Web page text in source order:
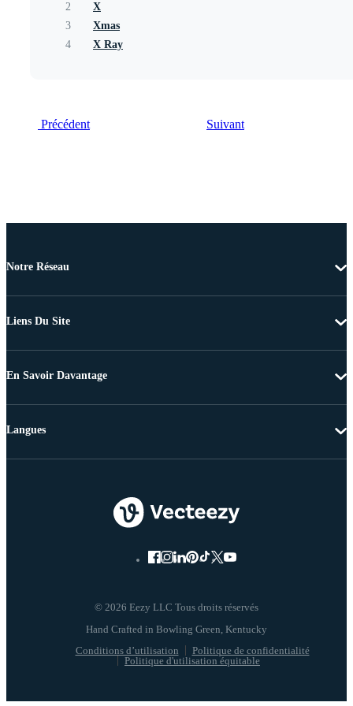
2
X
3
Xmas
4
X Ray
Précédent Suivant
Notre Réseau
Liens Du Site
En Savoir Davantage
© 2026 Eezy LLC Tous droits réservés
Conditions d’utilisation
Politique de confidentialité
Politique d'utilisation équitable
Langues